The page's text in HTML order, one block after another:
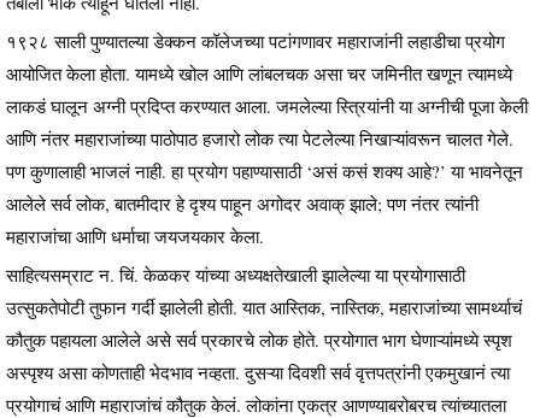
१९२८ साली पुण्यातल्या डेक्कन कॉलेजच्या पटांगणावर महाराजांनी लहाडीचा प्रयोग
आयोजित केला होता. यामध्ये खोल आणि लांबलचक असा चर जमिनीत खणून त्यामध्ये
लाकडं घालून अग्नी प्रदिप्त करण्यात आला. जमलेल्या स्त्रियांनी या अग्नीची पूजा केली
आणि नंतर महाराजांच्या पाठोपाठ हजारो लोक त्या पेटलेल्या निखाऱ्यांवरून चालत गेले.
पण कुणालाही भाजलं नाही. हा प्रयोग पहाण्यासाठी ‘असं कसं शक्य आहे?’ या भावनेतून
आलेले सर्व लोक, बातमीदार हे दृश्य पाहून अगोदर अवाक् झाले; पण नंतर त्यांनी
महाराजांचा आणि धर्माचा जयजयकार केला.
साहित्यसम्राट न. चिं. केळकर यांच्या अध्यक्षतेखाली झालेल्या या प्रयोगासाठी
उत्सुकतेपोटी तुफान गर्दी झालेली होती. यात आस्तिक, नास्तिक, महाराजांच्या सामर्थ्याचं
कौतुक पहायला आलेले असे सर्व प्रकारचे लोक होते. प्रयोगात भाग घेणाऱ्यांमध्ये स्पृश
अस्पृश्य असा कोणताही भेदभाव नव्हता. दुसऱ्या दिवशी सर्व वृत्तपत्रांनी एकमुखानं त्या
प्रयोगाचं आणि महाराजांचं कौतुक केलं. लोकांना एकत्र आणण्याबरोबरच त्यांच्यातला